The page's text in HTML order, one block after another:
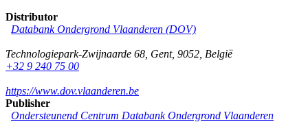
Distributor
Databank Ondergrond Vlaanderen (DOV)
Technologiepark-Zwijnaarde 68 Gent, 9052 België
+32 9 240 75 00
https://www.dov.vlaanderen.be
Publisher
Ondersteunend Centrum Databank Ondergrond Vlaanderen